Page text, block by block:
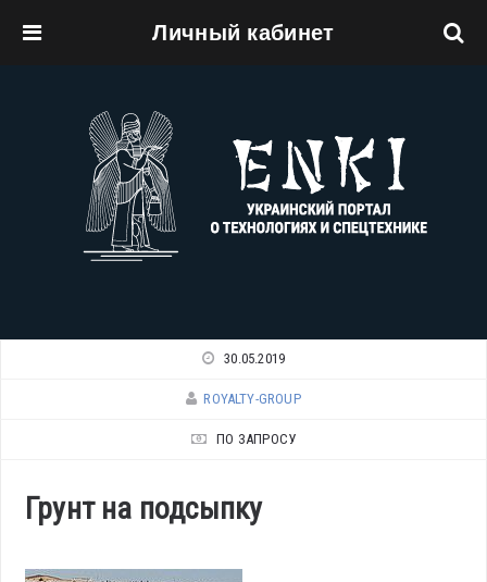
Личный кабинет
30.05.2019
ROYALTY-GROUP
ПО ЗАПРОСУ
Грунт на подсыпку